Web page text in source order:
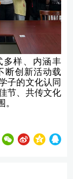
多样、内涵丰
断创新活动载
子的文化认同
节、共传文化